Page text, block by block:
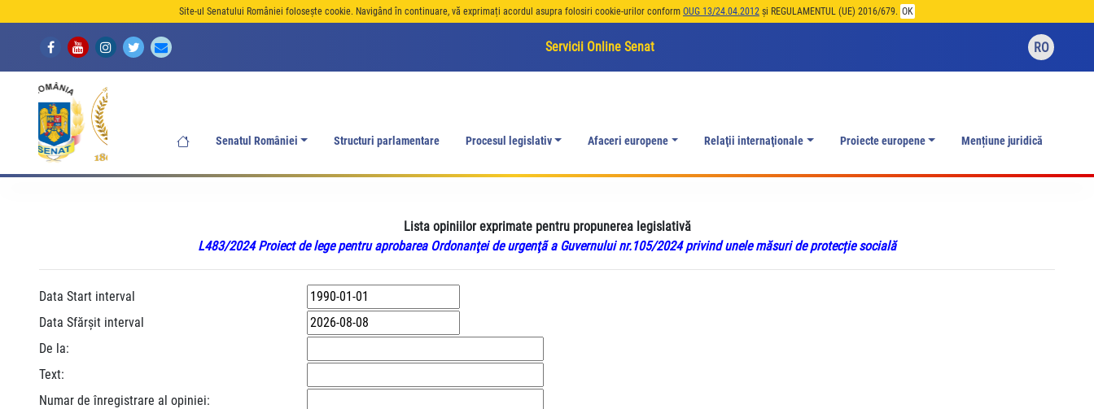
Site-ul Senatului României folosește cookie. Navigând în continuare, vă exprimați acordul asupra folosiri cookie-urilor conform OUG 13/24.04.2012 și REGULAMENTUL (UE) 2016/679. OK
Servicii Online Senat RO
Senatul României Structuri parlamentare Procesul legislativ Afaceri europene Relaţii internaţionale Proiecte europene Mențiune juridică
Lista opiniilor exprimate pentru propunerea legislativă
L483/2024 Proiect de lege pentru aprobarea Ordonanţei de urgenţã a Guvernului nr.105/2024 privind unele măsuri de protecție socială
Data Start interval
Data Sfărșit interval
De la:
Text:
Numar de înregistrare al opiniei: